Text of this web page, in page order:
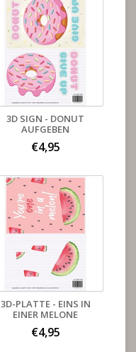
3D SIGN - DONUT
AUFGEBEN
€4,95
3D-PLATTE - EINS IN
EINER MELONE
€4,95